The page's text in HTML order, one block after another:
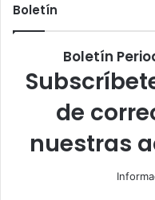
Boletín
Boletín
de
nuestras